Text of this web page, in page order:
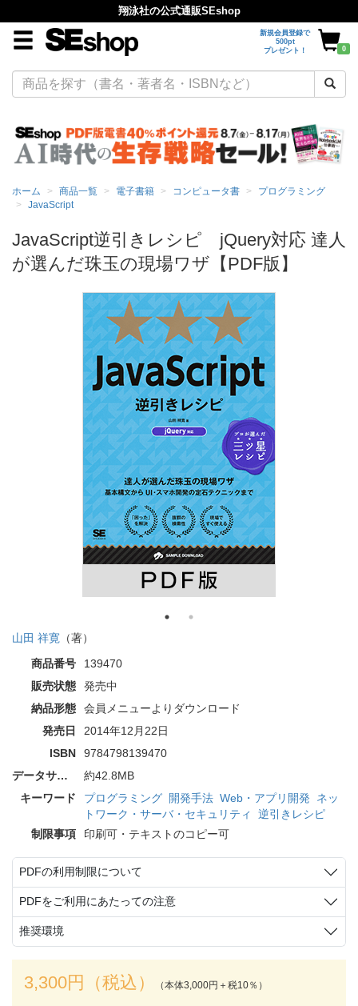
翔泳社の公式通販SEshop
新規会員登録で
500pt
プレゼント！
0
ホーム 商品一覧 電子書籍 コンピュータ書
プログラミング
JavaScript
JavaScript逆引きレシピ jQuery対応 達人
が選んだ珠玉の現場ワザ【PDF版】
山田 祥寛 （著）
商品番号
139470
販売状態
発売中
納品形態
会員メニューよりダウンロード
発売日
2014年12月22日
ISBN
9784798139470
データサイズ
約42.8MB
キーワード
プログラミング 開発手法 Web・アプリ開発
ネッ
トワーク・サーバ・セキュリティ
逆引きレシピ
制限事項
印刷可・テキストのコピー可
PDFの利用制限について
PDFをご利用にあたっての注意
推奨環境
3,300円（税込） （本体3,000円＋税10％）